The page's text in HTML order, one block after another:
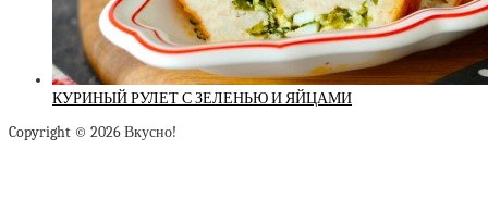
КУРИНЫЙ РУЛЕТ С ЗЕЛЕНЬЮ И ЯЙЦАМИ
Copyright © 2026 Вкусно!